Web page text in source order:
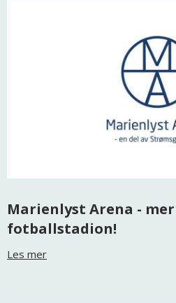
Marienlyst Arena -
fotballstadion!
Les mer